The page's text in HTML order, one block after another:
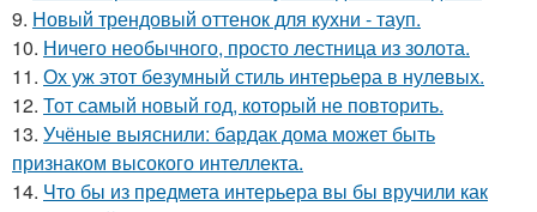
9. Новый трендовый оттенок для кухни - тауп.
10. Ничего необычного, просто лестница из золота.
11. Ох уж этот безумный стиль интерьера в нулевых.
12. Тот самый новый год, который не повторить.
13. Учёные выяснили: бардак дома может быть
признаком высокого интеллекта.
14. Что бы из предмета интерьера вы бы вручили как